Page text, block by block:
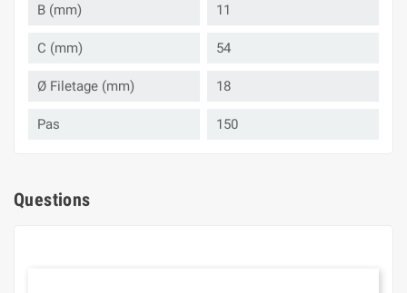
B (mm) 11
C (mm) 54
Ø Filetage (mm) 18
Pas 150
Questions